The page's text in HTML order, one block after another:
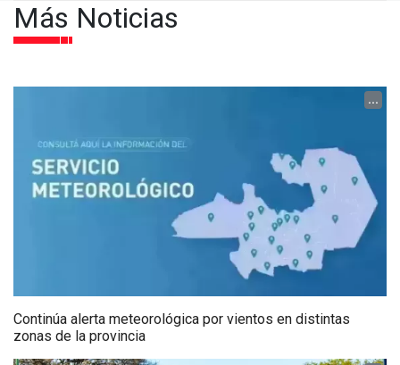
Más Noticias
...
Continúa alerta meteorológica por vientos en distintas
zonas de la provincia